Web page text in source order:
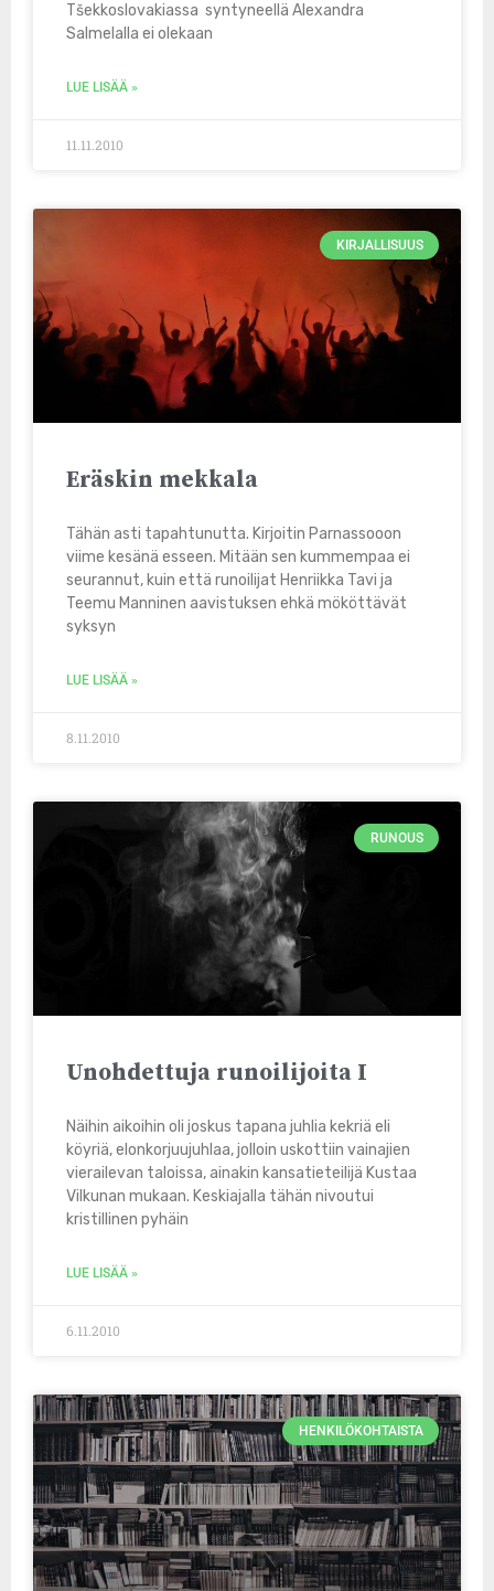
Tšekkoslovakiassa syntyneellä Alexandra
Salmelalla ei olekaan
LUE LISÄÄ »
11.11.2010
KIRJALLISUUS
Eräskin mekkala
Tähän asti tapahtunutta. Kirjoitin Parnassooon
viime kesänä esseen. Mitään sen kummempaa ei
seurannut, kuin että runoilijat Henriikka Tavi ja
Teemu Manninen aavistuksen ehkä mököttävät
syksyn
LUE LISÄÄ »
8.11.2010
RUNOUS
Unohdettuja runoilijoita I
Näihin aikoihin oli joskus tapana juhlia kekriä eli
köyriä, elonkorjuujuhlaa, jolloin uskottiin vainajien
vierailevan taloissa, ainakin kansatieteilijä Kustaa
Vilkunan mukaan. Keskiajalla tähän nivoutui
kristillinen pyhäin
LUE LISÄÄ »
6.11.2010
HENKILÖKOHTAISTA